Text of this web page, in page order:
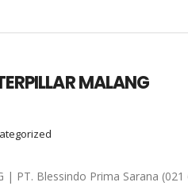
MALANG
| PT. Blessindo Prima Sarana